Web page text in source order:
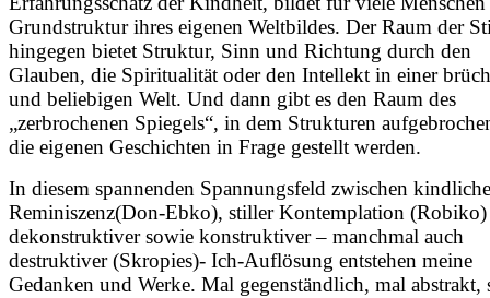
Grundstruktur ihres eigenen Weltbildes. Der Raum der
hingegen bietet Struktur, Sinn und Richtung durch den
Glauben, die Spiritualität oder den Intellekt in einer
und beliebigen Welt. Und dann gibt es den Raum des
„zerbrochenen Spiegels“, in dem Strukturen
die eigenen Geschichten in Frage gestellt werden.
In diesem spannenden Spannungsfeld zwischen
Reminiszenz(Don-Ebko), stiller Kontemplation
dekonstruktiver sowie konstruktiver – manchmal auch
destruktiver (Skropies)- Ich-Auflösung entstehen meine
Gedanken und Werke. Mal gegenständlich, mal abstrakt,